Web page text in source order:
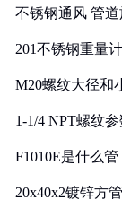
不锈钢通风 管道
201不锈钢重量
M20螺纹大径和
1-1/4 NPT螺纹
F1010E是什么
20x40x2镀锌方